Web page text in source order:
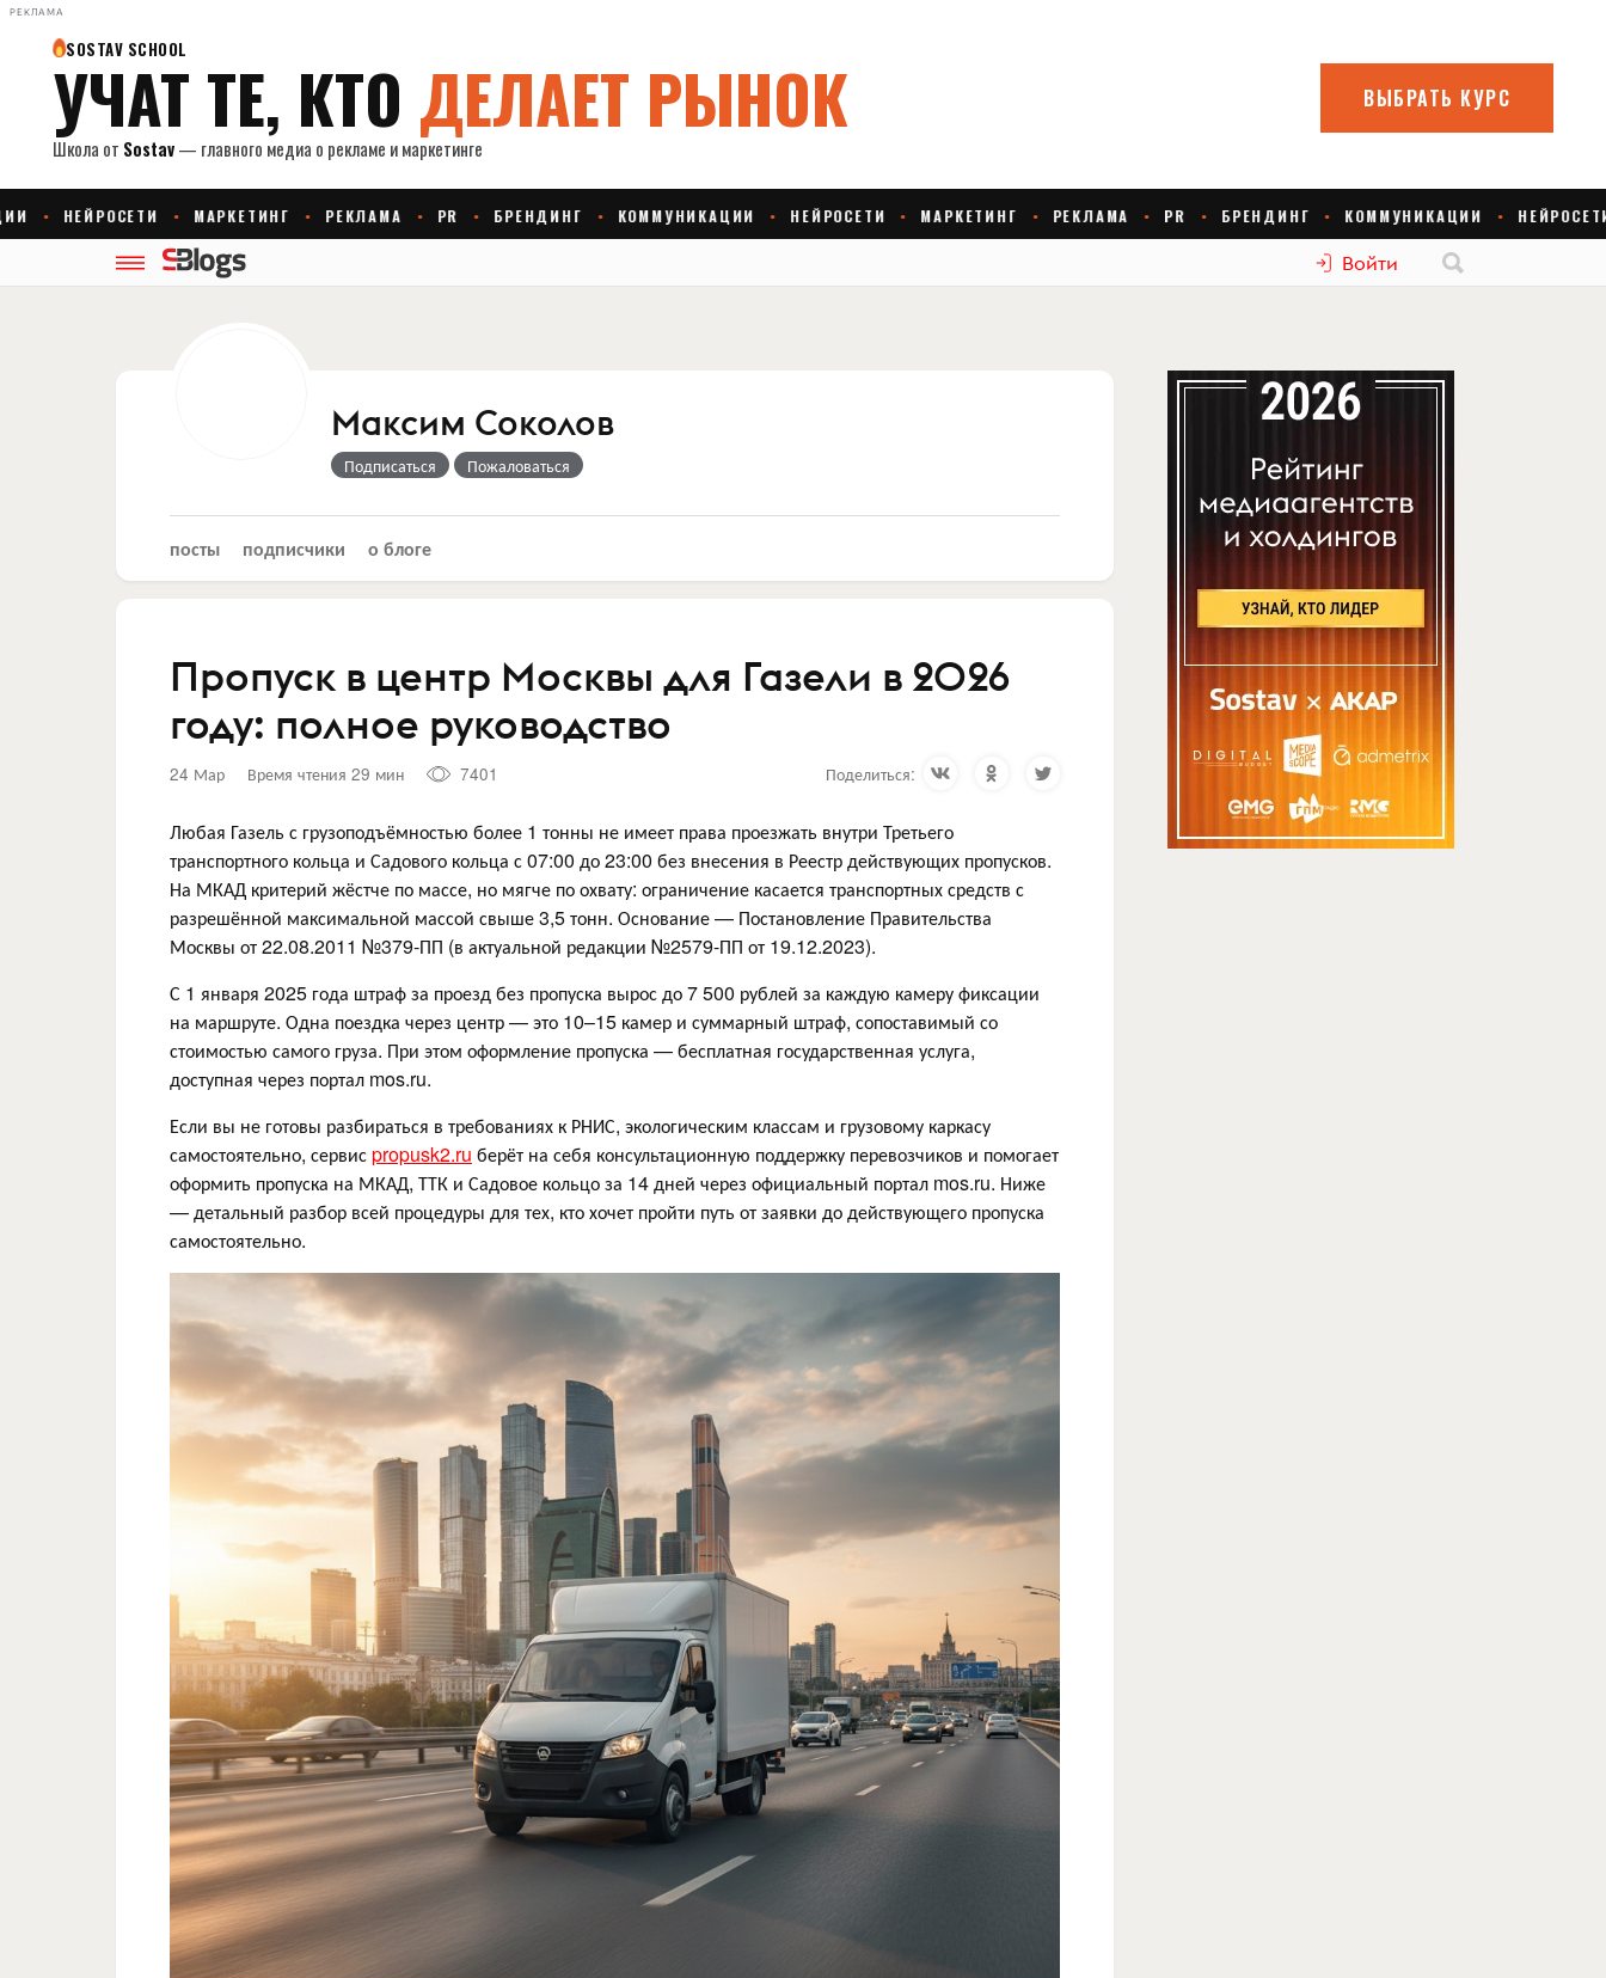
РЕКЛАМА
Войти
Максим Соколов
Подписаться Пожаловаться
посты подписчики о блоге
Пропуск в центр Москвы для Газели в 2026
году: полное руководство
24 Мар Время чтения 29 мин 7401 Поделиться:
Любая Газель с грузоподъёмностью более 1 тонны не имеет права проезжать внутри Третьего
транспортного кольца и Садового кольца с 07:00 до 23:00 без внесения в Реестр действующих пропусков.
На МКАД критерий жёстче по массе, но мягче по охвату: ограничение касается транспортных средств с
разрешённой максимальной массой свыше 3,5 тонн. Основание — Постановление Правительства
Москвы от 22.08.2011 №379-ПП (в актуальной редакции №2579-ПП от 19.12.2023).
С 1 января 2025 года штраф за проезд без пропуска вырос до 7 500 рублей за каждую камеру фиксации
на маршруте. Одна поездка через центр — это 10–15 камер и суммарный штраф, сопоставимый со
стоимостью самого груза. При этом оформление пропуска — бесплатная государственная услуга,
доступная через портал mos.ru.
Если вы не готовы разбираться в требованиях к РНИС, экологическим классам и грузовому каркасу
самостоятельно, сервисpropusk2.ru берёт на себя консультационную поддержку перевозчиков и помогает
оформить пропуска на МКАД, ТТК и Садовое кольцо за 14 дней через официальный портал mos.ru. Ниже
— детальный разбор всей процедуры для тех, кто хочет пройти путь от заявки до действующего пропуска
самостоятельно.